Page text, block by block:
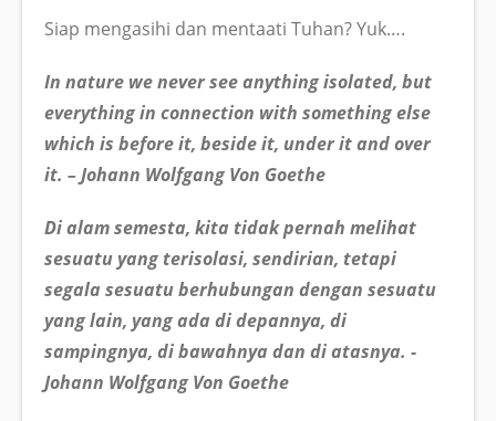
Siap mengasihi dan mentaati Tuhan? Yuk….
In nature we never see anything isolated, but
everything in connection with something else
which is before it, beside it, under it and over
it. – Johann Wolfgang Von Goethe
Di alam semesta, kita tidak pernah melihat
sesuatu yang terisolasi, sendirian, tetapi
segala sesuatu berhubungan dengan sesuatu
yang lain, yang ada di depannya, di
sampingnya, di bawahnya dan di atasnya. -
Johann Wolfgang Von Goethe